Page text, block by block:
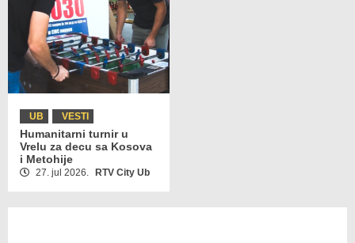
UB VESTI
Humanitarni turnir u
Vrelu za decu sa Kosova
i Metohije
27. jul 2026. RTV City Ub